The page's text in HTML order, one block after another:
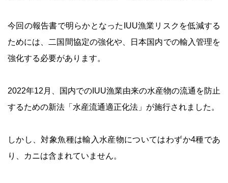
今回の報告書で明らかとなったIUU漁業リスクを低減する
ためには、二国間協定の強化や、日本国内での輸入管理を
強化する必要があります。
2022年12月、国内でのIUU漁業由来の水産物の流通を防止
するための新法「水産流通適正化法」が施行されました。
しかし、対象魚種は輸入水産物についてはわずか4種であ
り、カニは含まれていません。